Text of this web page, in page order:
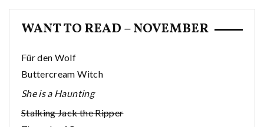
WANT TO READ – NOVEMBER
Für den Wolf
Buttercream Witch
She is a Haunting
Stalking Jack the Ripper